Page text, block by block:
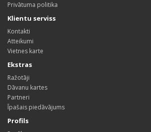
Privātuma politika
Klientu serviss
Kontakti
Atteikumi
Vietnes karte
Ekstras
Ražotāji
Dāvanu kartes
Partneri
Īpašais piedāvājums
Profils